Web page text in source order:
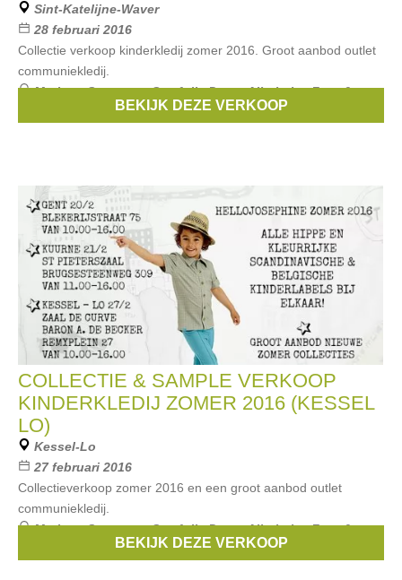
Sint-Katelijne-Waver
28 februari 2016
Collectie verkoop kinderkledij zomer 2016. Groot aanbod outlet
communiekledij.
Merken:Someone,Smafolk,Duns,Albababy,Froy &
BEKIJK DEZE VERKOOP
COLLECTIE & SAMPLE VERKOOP
KINDERKLEDIJ ZOMER 2016 (KESSEL
LO)
Kessel-Lo
27 februari 2016
Collectieverkoop zomer 2016 en een groot aanbod outlet
communiekledij.
Merken:Someone,Smafolk,Duns,Albababy,Froy &
BEKIJK DEZE VERKOOP